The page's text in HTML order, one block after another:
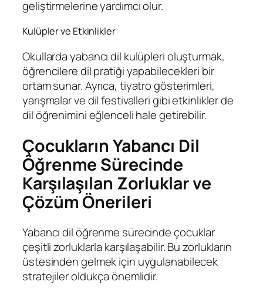
geliştirmelerine yardımcı olur.
Kulüpler ve Etkinlikler
Okullarda yabancı dil kulüpleri oluşturmak,
öğrencilere dil pratiği yapabilecekleri bir
ortam sunar. Ayrıca, tiyatro gösterimleri,
yarışmalar ve dil festivalleri gibi etkinlikler de
dil öğrenimini eğlenceli hale getirebilir.
Çocukların Yabancı Dil
Öğrenme Sürecinde
Karşılaşılan Zorluklar ve
Çözüm Önerileri
Yabancı dil öğrenme sürecinde çocuklar
çeşitli zorluklarla karşılaşabilir. Bu zorlukların
üstesinden gelmek için uygulanabilecek
stratejiler oldukça önemlidir.